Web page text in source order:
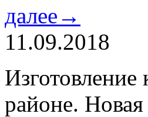
далее→
11.09.2018
районе. Новая